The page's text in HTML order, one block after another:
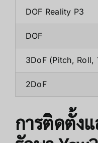
DOF Reality P3
DOF
3DoF (Pitch, Roll,
2DoF
การติดตั้ง